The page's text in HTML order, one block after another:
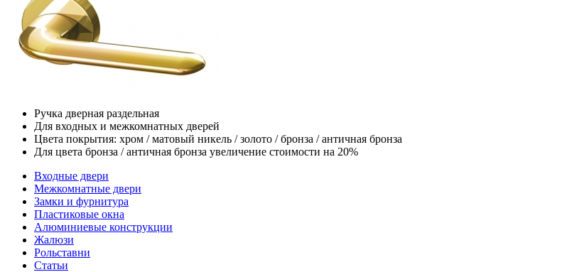
Ручка дверная раздельная
Для входных и межкомнатных дверей
Цвета покрытия: хром / матовый никель / золото / бронза / античная бронза
Для цвета бронза / античная бронза увеличение стоимости на 20%
Входные двери
Межкомнатные двери
Замки и фурнитура
Пластиковые окна
Алюминиевые конструкции
Жалюзи
Рольставни
Статьи